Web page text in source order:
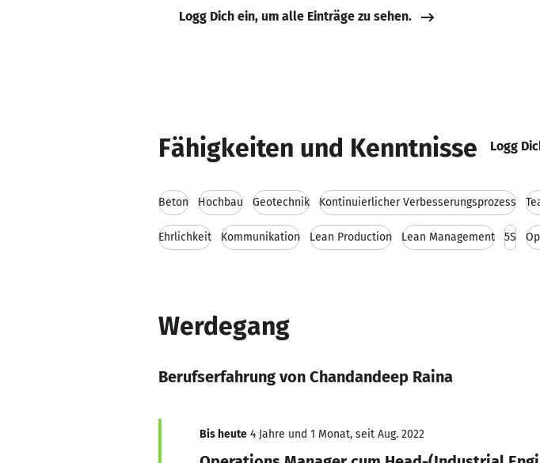
Logg Dich ein, um alle Einträge zu sehen.
Fähigkeiten und Kenntnisse Logg
Beton Hochbau Geotechnik Kontinuierlicher Verbesserungsprozess
Ehrlichkeit Kommunikation Lean Production Lean Management 5S
Werdegang
Berufserfahrung von Chandandeep Raina
Bis heute 4 Jahre und 1 Monat, seit Aug. 2022